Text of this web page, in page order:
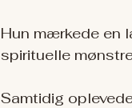
Hun mærkede en
spirituelle
Samtidig